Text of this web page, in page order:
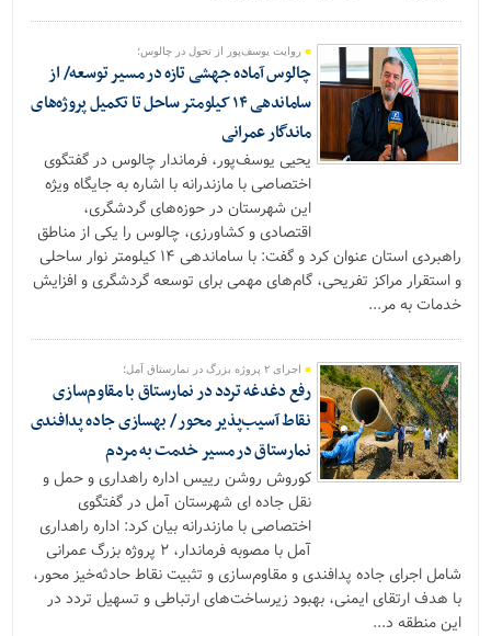
روایت یوسف‌پور از تحول در چالوس؛
چالوس آماده جهشی تازه در مسیر توسعه/ از
ساماندهی ۱۴ کیلومتر ساحل تا تکمیل پروژه‌های
ماندگار عمرانی
یحیی یوسف‌پور، فرماندار چالوس در گفتگوی
اختصاصی با مازندرانه با اشاره به جایگاه ویژه
این شهرستان در حوزه‌های گردشگری،
اقتصادی و کشاورزی، چالوس را یکی از مناطق
راهبردی استان عنوان کرد و گفت: با ساماندهی ۱۴ کیلومتر نوار ساحلی
و استقرار مراکز تفریحی، گام‌های مهمی برای توسعه گردشگری و افزایش
خدمات به مر...
اجرای ۲ پروژه بزرگ در نمارستاق آمل؛
رفع دغدغه تردد در نمارستاق با مقاوم‌سازی
نقاط آسیب‌پذیر محور / بهسازی جاده پدافندی
نمارستاق در مسیر خدمت به مردم
کوروش روشن رییس اداره راهداری و حمل و
نقل جاده ای شهرستان آمل در گفتگوی
اختصاصی با مازندرانه بیان کرد: اداره راهداری
آمل با مصوبه فرماندار، ۲ پروژه بزرگ عمرانی
شامل اجرای جاده پدافندی و مقاوم‌سازی و تثبیت نقاط حادثه‌خیز محور،
با هدف ارتقای ایمنی، بهبود زیرساخت‌های ارتباطی و تسهیل تردد در
این منطقه د...